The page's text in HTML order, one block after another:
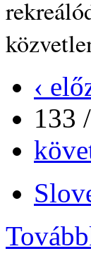
‹
133